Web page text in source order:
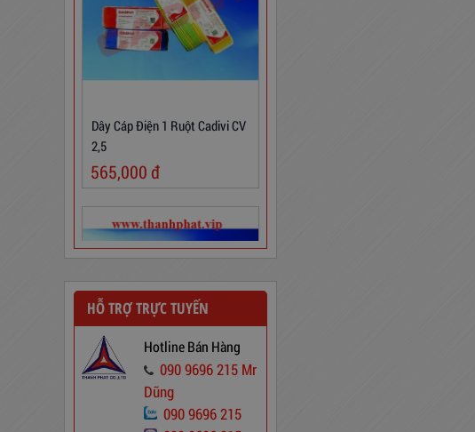
565,000đ
Dây Cáp Điện 1 Ruột Cadivi CV
346,000đ
HỖ TRỢ TRỰC TUYẾN
Hotline Bán Hàng
090 9696 215 Mr
Dũng
090 9696 215